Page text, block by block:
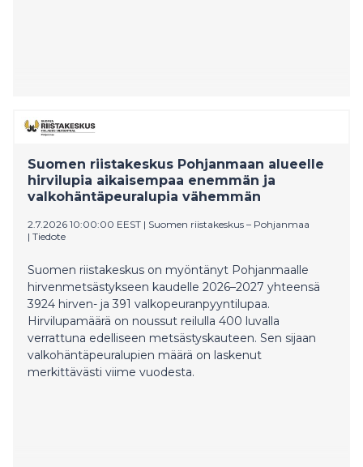
Suomen riistakeskus Pohjanmaan alueelle
hirvilupia aikaisempaa enemmän ja
valkohäntäpeuralupia vähemmän
2.7.2026 10:00:00 EEST | Suomen riistakeskus – Pohjanmaa
| Tiedote
Suomen riistakeskus on myöntänyt Pohjanmaalle
hirvenmetsästykseen kaudelle 2026–2027 yhteensä
3924 hirven- ja 391 valkopeuranpyyntilupaa.
Hirvilupamäärä on noussut reilulla 400 luvalla
verrattuna edelliseen metsästyskauteen. Sen sijaan
valkohäntäpeuralupien määrä on laskenut
merkittävästi viime vuodesta.